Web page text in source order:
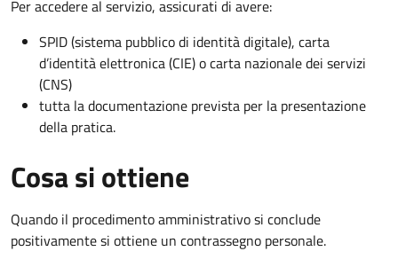
Per accedere al servizio, assicurati di avere:
SPID (sistema pubblico di identità digitale), carta
d’identità elettronica (CIE) o carta nazionale dei servizi
(CNS)
tutta la documentazione prevista per la presentazione
della pratica.
Cosa si ottiene
Quando il procedimento amministrativo si conclude
positivamente si ottiene un contrassegno personale.